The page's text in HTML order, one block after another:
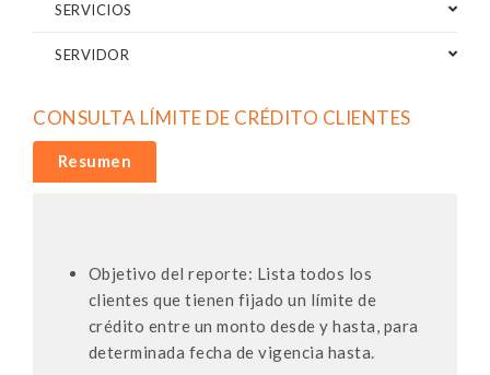
SERVICIOS
SERVIDOR
CONSULTA LÍMITE DE CRÉDITO CLIENTES
Resumen
Objetivo del reporte: Lista todos los
clientes que tienen fijado un límite de
crédito entre un monto desde y hasta, para
determinada fecha de vigencia hasta.